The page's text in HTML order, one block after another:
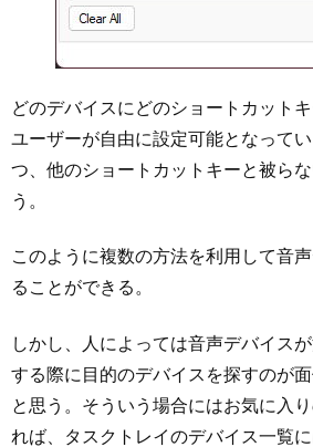
どのデバイスにどのショートカット
ユーザーが自由に設定可能となって
つ、他のショートカットキーと被ら
う。
このように複数の方法を利用して音
ることができる。
しかし、人によっては音声デバイス
する際に目的のデバイスを探すのが
と思う。そういう場合にはお気に入
れば、タスクトレイのデバイス一覧